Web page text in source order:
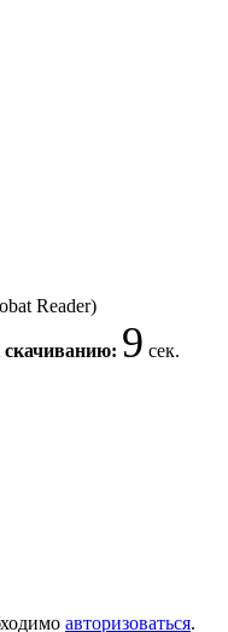
Reader)
скачиванию: 9 сек.
авторизоваться.